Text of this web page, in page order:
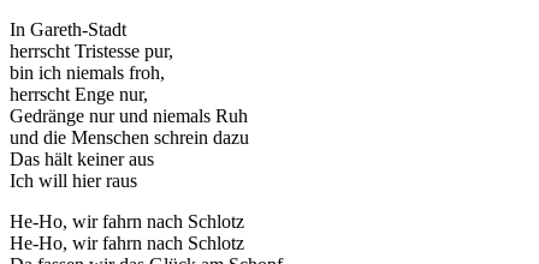
In Gareth-Stadt
herrscht Tristesse pur,
bin ich niemals froh,
herrscht Enge nur,
Gedränge nur und niemals Ruh
und die Menschen schrein dazu
Das hält keiner aus
Ich will hier raus
He-Ho, wir fahrn nach Schlotz
He-Ho, wir fahrn nach Schlotz